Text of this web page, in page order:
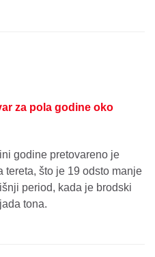
za pola godine oko
godine pretovareno je
tereta, što je 19 odsto manje
period, kada je brodski
tona.